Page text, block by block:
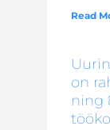
Read
on
ning